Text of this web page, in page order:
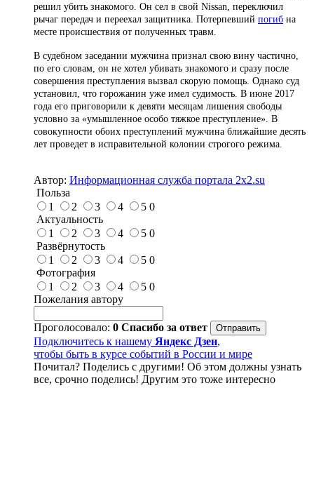
решил убить знакомого. Он сел в свой Nissan, переключил
рычаг передач и переехал защитника. Потерпевший погиб на
месте происшествия от полученных травм.
В судебном заседании мужчина признал свою вину частично,
по его словам, он не хотел убивать знакомого и сразу после
совершения преступления вызвал скорую помощь. Однако суд
установил, что горожанин уже имел судимость. В июне 2017
года его приговорили к девяти месяцам лишения свободы
условно за «умышленное особо тяжкое преступление». В
совокупности обоих преступлений мужчина ближайшие десять
лет проведет в исправительной колонии строгого режима.
Автор: Информационная служба портала 2x2.su
Польза
1
2 3 4 5 0
Актуальность
1
2 3 4 5 0
Развёрнутость
1
2 3 4 5 0
Фотография
1
2 3 4 5 0
Пожелания автору
Проголосовало: 0 Спасибо за ответ
Подключитесь к нашему Яндекс Дзен,
чтобы быть в курсе событий в России и мире
Почитал? Поделись с другими! Об этом должны узнать
все, срочно поделись! Другим это тоже интересно